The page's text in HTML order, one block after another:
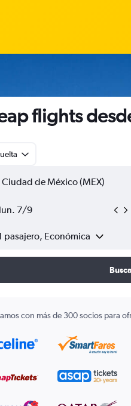
flights
lun. 7/9
pasajero, Económica
con más de 300 socios para